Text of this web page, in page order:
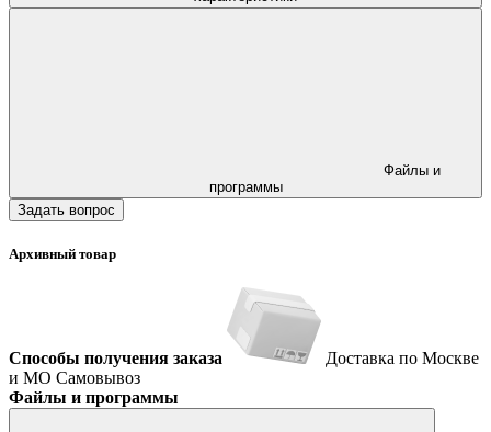
программы
Задать вопрос
Архивный товар
Способы получения заказа
Доставка по Москве
и МО Самовывоз
Файлы и программы